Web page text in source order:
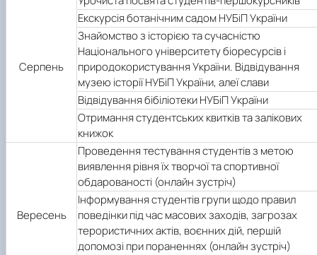
Підручники, навчальні посібники та
рекомендації для ОС "Бакалавр"
Наукові публікації студентів
Меморандуми, договори про співпрацю
Серпень
Екскурсія ботанічним садом НУБіП України
Знайомство з історією та сучасністю
Національного університету біоресурсів і
природокористування України. Відвідування
музею історії НУБіП України, алеї слави
Відвідування бібіліотеки НУБіП України
Отримання студентських квитків та залікових
книжок
Вересень
Проведення тестування студентів з метою
виявлення рівня їх творчої та спортивної
обдарованості (онлайн зустріч)
Інформування студентів групи щодо правил
поведінки під час масових заходів, загрозах
терористичних актів, воєнних дій, першій
допомозі при пораненнях (онлайн зустріч)